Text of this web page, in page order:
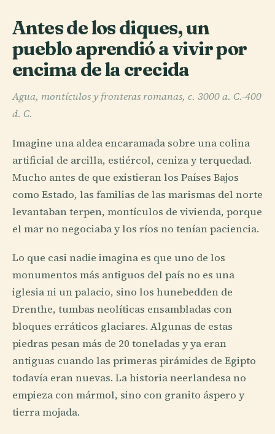
Antes de los diques, un
pueblo aprendió a vivir por
encima de la crecida
Agua, montículos y fronteras romanas, c. 3000 a. C.-400
d. C.
Imagine una aldea encaramada sobre una colina
artificial de arcilla, estiércol, ceniza y terquedad.
Mucho antes de que existieran los Países Bajos
como Estado, las familias de las marismas del norte
levantaban terpen, montículos de vivienda, porque
el mar no negociaba y los ríos no tenían paciencia.
Lo que casi nadie imagina es que uno de los
monumentos más antiguos del país no es una
iglesia ni un palacio, sino los hunebedden de
Drenthe, tumbas neolíticas ensambladas con
bloques erráticos glaciares. Algunas de estas
piedras pesan más de 20 toneladas y ya eran
antiguas cuando las primeras pirámides de Egipto
todavía eran nuevas. La historia neerlandesa no
empieza con mármol, sino con granito áspero y
tierra mojada.